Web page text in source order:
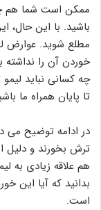
ممکن است شما هم
باشید. با این حال،
مطلع شوید. عوارض
خوردن آن را
چه کسانی نباید
تا پایان همراه ما
در ادامه توضیح می
ترش بخورند و
هم علاقه زیادی به
بدانید که آیا این
است.